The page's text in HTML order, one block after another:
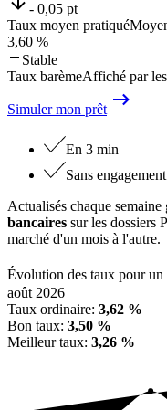
- 0,05 pt
Taux moyen pratiqué
3,60 %
Stable
Taux barèmeAffiché par
Simuler mon prêt
En 3 min
Sans engagement
Actualisés chaque semaine
bancaires sur les dossiers
marché d'un mois à l'autre.
Évolution des taux pour un
août 2026
Taux ordinaire: 3,62 %
Bon taux: 3,50 %
Meilleur taux: 3,26 %